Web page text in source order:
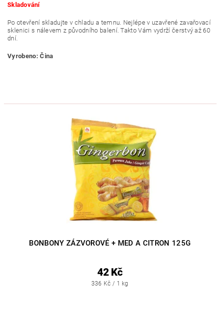
Skladování
Po otevření skladujte v chladu a temnu. Nejlépe v uzavřené zavařovací
sklenici s nálevem z původního balení. Takto Vám vydrží čerstvý až 60
dní.
Vyrobeno: Čina
BONBONY ZÁZVOROVÉ + MED A CITRON 125G
42 Kč
336 Kč / 1 kg